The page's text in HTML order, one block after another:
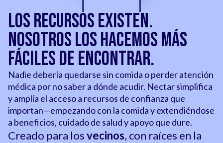
Los recursos existen.
Nosotros los hacemos más
fáciles de encontrar.
Nadie debería quedarse sin comida o perder atención
médica por no saber a dónde acudir. Nectar simplifica
y amplía el acceso a recursos de confianza que
importan—empezando con la comida y extendiéndose
a beneficios, cuidado de salud y apoyo que dure.
Creado para losvecinos, con raíces en la